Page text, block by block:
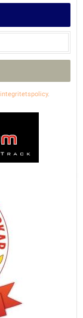
integritetspolicy.